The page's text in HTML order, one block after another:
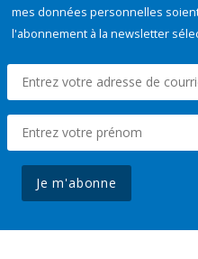
mes données personnelles
l'abonnement à la newsletter
Je m'abonne